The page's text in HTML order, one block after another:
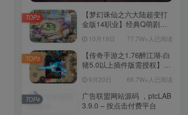
【梦幻诛仙之六大陆超变打
金版14职业】经典Q萌剧情
Linux服务端源码视频架设教
程-新版多功能GM网页后台
工具-安卓苹果IOS双端版
本！
10月19日 77.7W+人已阅读
TOP2
【传奇手游之1.76醉江湖-白
猪5.0以上插件版需授权】三
手游-Win服务端源码视频架
设教程-新版GM多功能网页
授权物品后台-九层妖塔-法宠
9月20日 66.7W+人已阅读
TOP3
广告联盟网站源码 ，ptcLAB
3.9.0 – 按点击付费平台
TOP4